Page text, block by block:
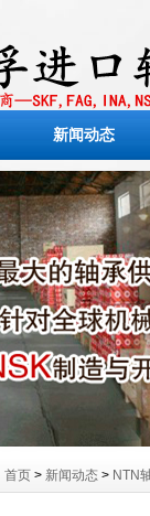
新闻动态
首页 > 新闻动态 > NTN